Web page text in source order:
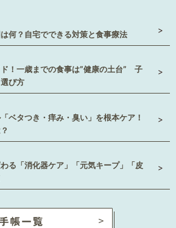
何？自宅でできる対策と食事療法
！一歳までの食事は”健康の土台” 子
び方
ベタつき・痒み・臭い」を根本ケア！
る「消化器ケア」「元気キープ」「皮